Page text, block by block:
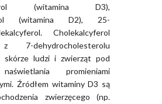
(witamina D3),
(witamina D2), 25-
Cholekalcyferol
7-dehydrocholesterolu
skórze ludzi i zwierząt pod
promieniami
Źródłem witaminy D3 są
zwierzęcego (np.